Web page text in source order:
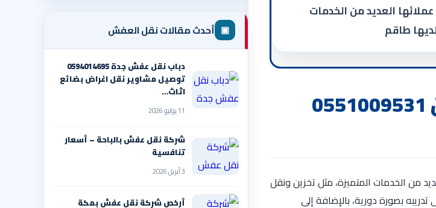
العديد من الخدمات
طاقم
من الخدمات المتميزة، مثل تخزين ونقل
بصورة دورية، بالإضافة إلى
▣ أحدث مقالات نقل العفش
دباب نقل عفش جدة 0594014695
توصيل مشاوير نقل اغراض بضائع
اثاث…
11 يوليو 2026
شركة نقل عفش بالباحة – أسعار
تنافسية
3 أبريل 2026
أرخص شركة نقل عفش بمكة